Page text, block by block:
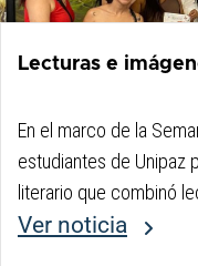
Lecturas e
En el marco de la
estudiantes de Unipaz
literario que combinó
de la obra “Una historia
Ver noticia